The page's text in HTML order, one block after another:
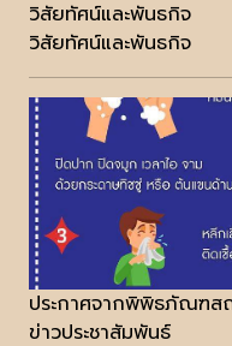
วิสัยทัศน์และพันธกิจ
วิสัยทัศน์และพันธกิจ
ประกาศจากพิพิธภัณฑส
ข่าวประชาสัมพันธ์